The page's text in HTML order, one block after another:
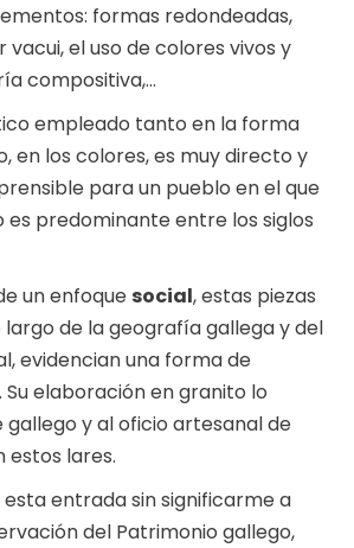
formas redondeadas,
el uso de colores vivos y
compositiva,…
empleado tanto en la forma
en los colores, es muy directo y
para un pueblo en el que
predominante entre los siglos
un enfoque social, estas piezas
largo de la geografía gallega y del
evidencian una forma de
elaboración en granito lo
gallego y al oficio artesanal de
estos lares.
entrada sin significarme a
del Patrimonio gallego,